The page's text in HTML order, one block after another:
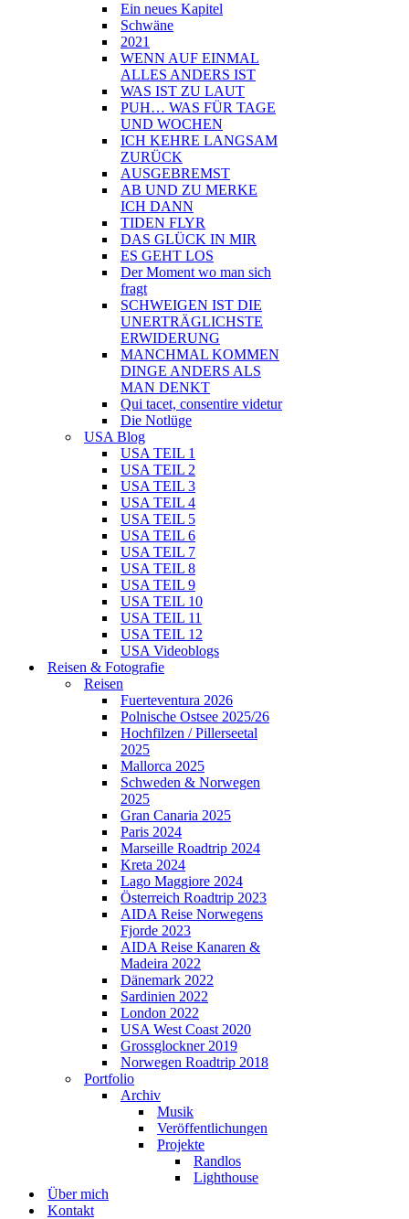
Ein neues Kapitel
Schwäne
2021
WENN AUF EINMAL
ALLES ANDERS IST
WAS IST ZU LAUT
PUH… WAS FÜR TAGE
UND WOCHEN
ICH KEHRE LANGSAM
ZURÜCK
AUSGEBREMST
AB UND ZU MERKE
ICH DANN
TIDEN FLYR
DAS GLÜCK IN MIR
ES GEHT LOS
Der Moment wo man sich
fragt
SCHWEIGEN IST DIE
UNERTRÄGLICHSTE
ERWIDERUNG
MANCHMAL KOMMEN
DINGE ANDERS ALS
MAN DENKT
Qui tacet, consentire videtur
Die Notlüge
USA Blog
USA TEIL 1
USA TEIL 2
USA TEIL 3
USA TEIL 4
USA TEIL 5
USA TEIL 6
USA TEIL 7
USA TEIL 8
USA TEIL 9
USA TEIL 10
USA TEIL 11
USA TEIL 12
USA Videoblogs
Reisen & Fotografie
Reisen
Fuerteventura 2026
Polnische Ostsee 2025/26
Hochfilzen / Pillerseetal
2025
Mallorca 2025
Schweden & Norwegen
2025
Gran Canaria 2025
Paris 2024
Marseille Roadtrip 2024
Kreta 2024
Lago Maggiore 2024
Österreich Roadtrip 2023
AIDA Reise Norwegens
Fjorde 2023
AIDA Reise Kanaren &
Madeira 2022
Dänemark 2022
Sardinien 2022
London 2022
USA West Coast 2020
Grossglockner 2019
Norwegen Roadtrip 2018
Portfolio
Archiv
Musik
Veröffentlichungen
Projekte
Randlos
Lighthouse
Über mich
Kontakt